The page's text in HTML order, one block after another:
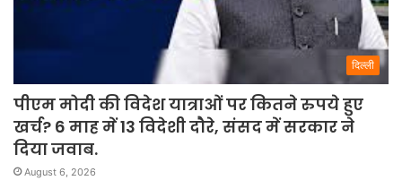
दिल्ली
पीएम मोदी की विदेश यात्राओं पर कितने रुपये हुए
खर्च? 6 माह में 13 विदेशी दौरे, संसद में सरकार ने
दिया जवाब.
August 6, 2026